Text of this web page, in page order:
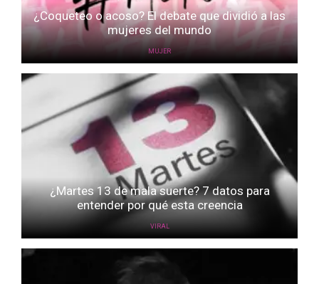
¿Coqueteo o acoso? El debate que dividió a las
mujeres del mundo
MUJER
¿Martes 13 de mala suerte? 7 datos para
entender por qué esta creencia
VIRAL